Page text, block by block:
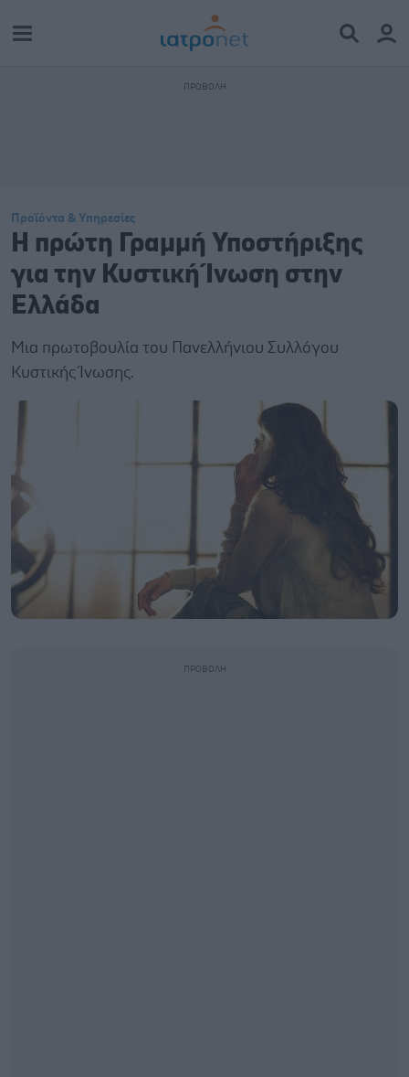
Προϊόντα & Υπηρεσίες
H πρώτη Γραμμή Υποστήριξης
για την Κυστική Ίνωση στην
Ελλάδα
Μια πρωτοβουλία του Πανελλήνιου Συλλόγου
Κυστικής Ίνωσης.